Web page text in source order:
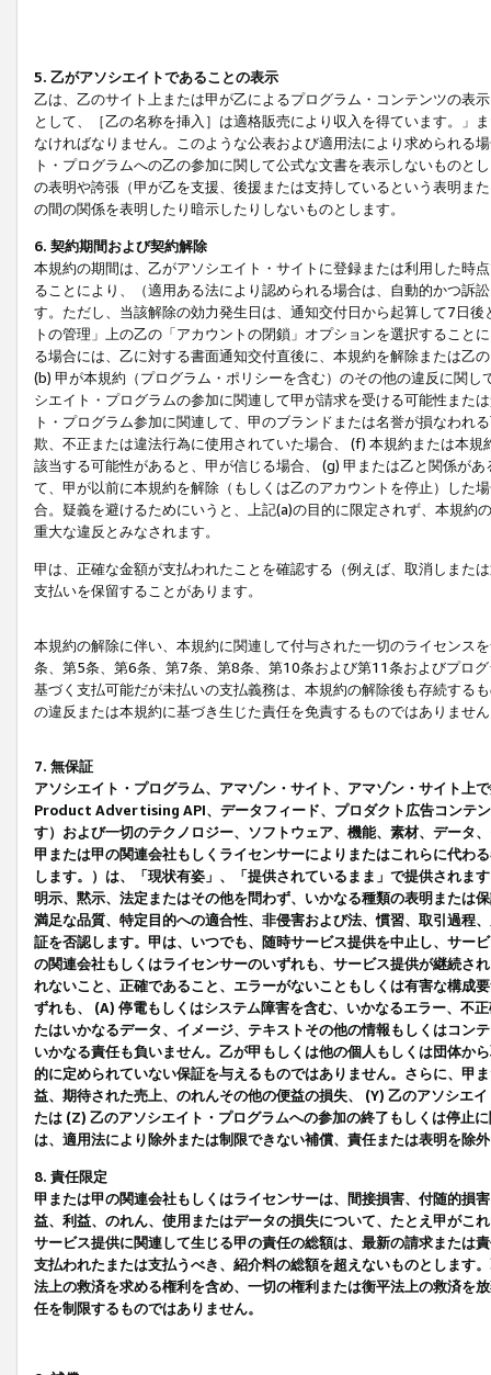
5. 乙がアソシエイトであることの表示
乙は、乙のサイト上または甲が乙によるプログラム・コンテンツの表
として、［乙の名称を挿入］は適格販売により収入を得ています。」
なければなりません。このような公表および適用法により求められる
ト・プログラムへの乙の参加に関して公式な文書を表示しないもの
の表明や誇張（甲が乙を支援、後援または支持しているという表明ま
の間の関係を表明したり暗示したりしないものとします。
6. 契約期間および契約解除
本規約の期間は、乙がアソシエイト・サイトに登録または利用した時
ることにより、（適用ある法により認められる場合は、自動的かつ訴
す。ただし、当該解除の効力発生日は、通知交付日から起算して7日
トの管理」上の乙の「アカウントの閉鎖」オプションを選択するこ
る場合には、乙に対する書面通知交付直後に、本規約を解除または乙
(b) 甲が本規約（プログラム・ポリシーを含む）のその他の違反に関
シエイト・プログラムの参加に関連して甲が請求を受ける可能性また
ト・プログラム参加に関連して、甲のブランドまたは名誉が損なわれ
欺、不正または違法行為に使用されていた場合、 (f) 本規約または本
該当する可能性があると、甲が信じる場合、 (g) 甲または乙と関係が
て、甲が以前に本規約を解除（もしくは乙のアカウントを停止）した
合。疑義を避けるためにいうと、上記(a)の目的に限定されず、本規
重大な違反とみなされます。
甲は、正確な金額が支払われたことを確認する（例えば、取消しまた
支払いを保留することがあります。
本規約の解除に伴い、本規約に関連して付与された一切のライセンス
条、第5条、第6条、第7条、第8条、第10条および第11条およびプロ
基づく支払可能だが未払いの支払義務は、本規約の解除後も存続する
の違反または本規約に基づき生じた責任を免責するものではありませ
7. 無保証
アソシエイト・プログラム、アマゾン・サイト、アマゾン・サイト上
Product Advertising API、データフィード、プロダクト広告コンテ
す）および一切のテクノロジー、ソフトウェア、機能、素材、データ
甲または甲の関連会社もしくライセンサーによりまたはこれらに代わ
します。）は、「現状有姿」、「提供されているまま」で提供されま
明示、黙示、法定またはその他を問わず、いかなる種類の表明または
満足な品質、特定目的への適合性、非侵害および法、慣習、取引過程
証を否認します。甲は、いつでも、随時サービス提供を中止し、サー
の関連会社もしくはライセンサーのいずれも、サービス提供が継続さ
れないこと、正確であること、エラーがないこともしくは有害な構成
ずれも、 (A) 停電もしくはシステム障害を含む、いかなるエラー、不
たはいかなるデータ、イメージ、テキストその他の情報もしくはコン
いかなる責任も負いません。乙が甲もしくは他の個人もしくは団体か
的に定められていない保証を与えるものではありません。さらに、甲
益、期待された売上、のれんその他の便益の損失、 (Y) 乙のアソシエ
たは (Z) 乙のアソシエイト・プログラムへの参加の終了もしくは停止
は、適用法により除外または制限できない補償、責任または表明を除
8. 責任限定
甲または甲の関連会社もしくはライセンサーは、間接損害、付随的損
益、利益、のれん、使用またはデータの損失について、たとえ甲がこ
サービス提供に関連して生じる甲の責任の総額は、最新の請求または
支払われたまたは支払うべき、紹介料の総額を超えないものとします
法上の救済を求める権利を含め、一切の権利または衡平法上の救済を
任を制限するものではありません。